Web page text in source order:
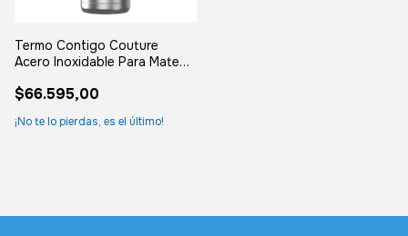
Termo Contigo Couture
Acero Inoxidable Para Mate
$66.595,00
¡No te lo pierdas, es el último!